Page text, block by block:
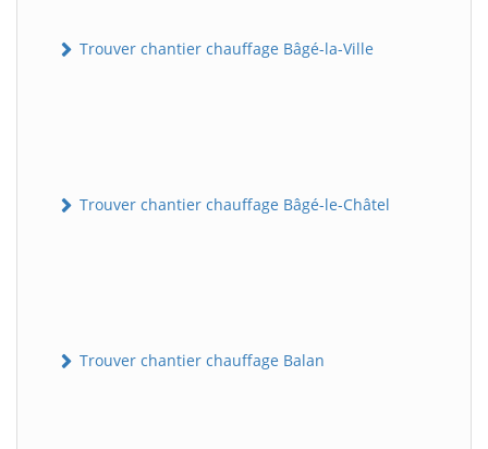
Trouver chantier chauffage Bâgé-la-Ville
Trouver chantier chauffage Bâgé-le-Châtel
Trouver chantier chauffage Balan